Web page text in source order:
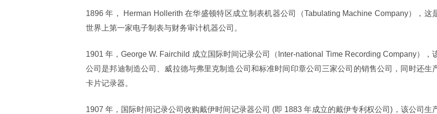
1896 年， Herman Hollerith 在华盛顿特区成立制表机器公司（Tabulating Machine Company），这
世界上第一家电子制表与财务审计机器公司。
1901 年，George W. Fairchild 成立国际时间记录公司（Inter-national Time Recording Company），
公司是邦迪制造公司、威拉德与弗里克制造公司和标准时间印章公司三家公司的销售公司，同时还生
卡片记录器。
1907 年，国际时间记录公司收购戴伊时间记录器公司 (即 1883 年成立的戴伊专利权公司)，该公司生